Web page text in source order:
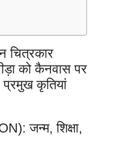
चित्रकार
को कैनवास पर
कृतियां
जन्म, शिक्षा,